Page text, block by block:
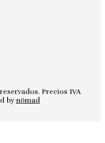
Precios IVA
bynömad